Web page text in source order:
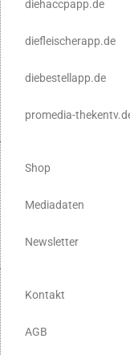
diehaccpapp.de
diefleischerapp.de
diebestellapp.de
promedia-
Shop
Mediadaten
Newsletter
Kontakt
AGB